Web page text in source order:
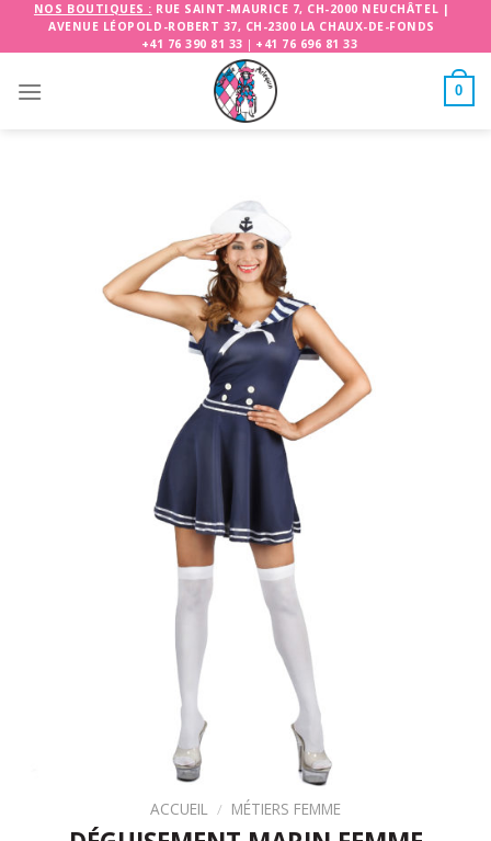
NOS BOUTIQUES : RUE SAINT-MAURICE 7, CH-2000 NEUCHÂTEL |
AVENUE LÉOPOLD-ROBERT 37, CH-2300 LA CHAUX-DE-FONDS
+41 76 390 81 33 | +41 76 696 81 33
0
ACCUEIL / MÉTIERS FEMME